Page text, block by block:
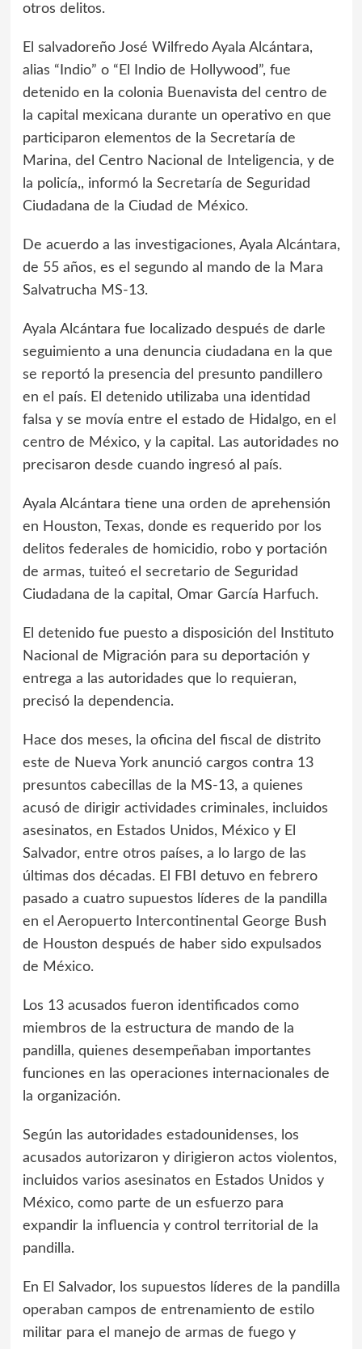
otros delitos.
El salvadoreño José Wilfredo Ayala Alcántara,
alias “Indio” o “El Indio de Hollywood”, fue
detenido en la colonia Buenavista del centro de
la capital mexicana durante un operativo en que
participaron elementos de la Secretaría de
Marina, del Centro Nacional de Inteligencia, y de
la policía,, informó la Secretaría de Seguridad
Ciudadana de la Ciudad de México.
De acuerdo a las investigaciones, Ayala Alcántara,
de 55 años, es el segundo al mando de la Mara
Salvatrucha MS-13.
Ayala Alcántara fue localizado después de darle
seguimiento a una denuncia ciudadana en la que
se reportó la presencia del presunto pandillero
en el país. El detenido utilizaba una identidad
falsa y se movía entre el estado de Hidalgo, en el
centro de México, y la capital. Las autoridades no
precisaron desde cuando ingresó al país.
Ayala Alcántara tiene una orden de aprehensión
en Houston, Texas, donde es requerido por los
delitos federales de homicidio, robo y portación
de armas, tuiteó el secretario de Seguridad
Ciudadana de la capital, Omar García Harfuch.
El detenido fue puesto a disposición del Instituto
Nacional de Migración para su deportación y
entrega a las autoridades que lo requieran,
precisó la dependencia.
Hace dos meses, la oficina del fiscal de distrito
este de Nueva York anunció cargos contra 13
presuntos cabecillas de la MS-13, a quienes
acusó de dirigir actividades criminales, incluidos
asesinatos, en Estados Unidos, México y El
Salvador, entre otros países, a lo largo de las
últimas dos décadas. El FBI detuvo en febrero
pasado a cuatro supuestos líderes de la pandilla
en el Aeropuerto Intercontinental George Bush
de Houston después de haber sido expulsados
de México.
Los 13 acusados fueron identificados como
miembros de la estructura de mando de la
pandilla, quienes desempeñaban importantes
funciones en las operaciones internacionales de
la organización.
Según las autoridades estadounidenses, los
acusados autorizaron y dirigieron actos violentos,
incluidos varios asesinatos en Estados Unidos y
México, como parte de un esfuerzo para
expandir la influencia y control territorial de la
pandilla.
En El Salvador, los supuestos líderes de la pandilla
operaban campos de entrenamiento de estilo
militar para el manejo de armas de fuego y